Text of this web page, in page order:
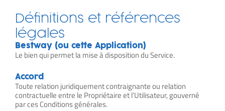
Définitions et références
légales
Bestway (ou cette Application)
Le bien qui permet la mise à disposition du Service.
Accord
Toute relation juridiquement contraignante ou relation
contractuelle entre le Propriétaire et l’Utilisateur, gouverné
par ces Conditions générales.